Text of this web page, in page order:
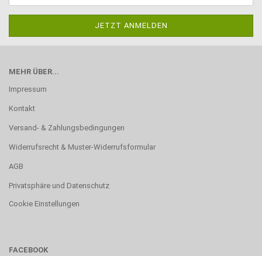
MEHR ÜBER...
Impressum
Kontakt
Versand- & Zahlungsbedingungen
Widerrufsrecht & Muster-Widerrufsformular
AGB
Privatsphäre und Datenschutz
Cookie Einstellungen
FACEBOOK